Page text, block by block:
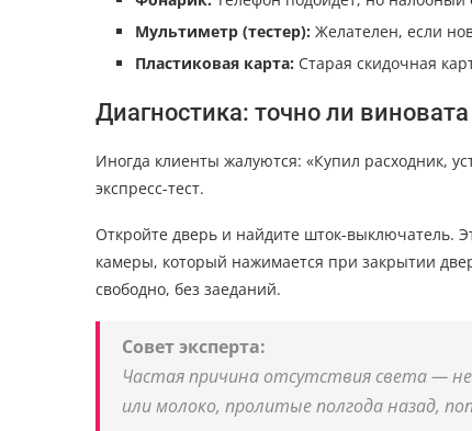
Мультиметр (тестер): Желателен, если
Пластиковая карта: Старая скидочная
Диагностика: точно ли
Иногда клиенты жалуются: «Купил расходник,
экспресс-тест.
Откройте дверь и найдите шток-выключатель.
камеры, который нажимается при закрытии
свободно, без заеданий.
Совет эксперта:
Частая причина отсутствия света — не
или молоко, пролитые полгода назад,